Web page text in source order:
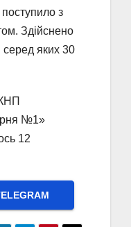
поступило з
Здійснено
серед яких 30
№1»
12